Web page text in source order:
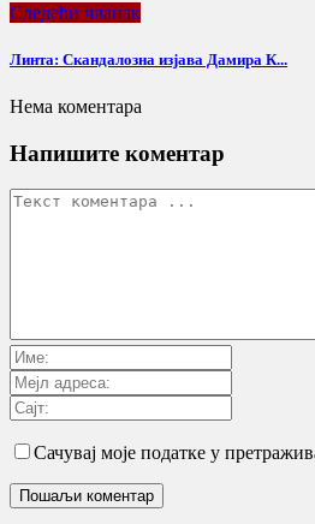
Следећи чланак
Линта: Скандалозна изјава Дамира К...
Нема коментара
Напишите коментар
Сачувај моје податке у